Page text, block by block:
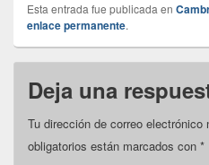
Esta entrada fue publicada en
enlace permanente.
Deja una
Tu dirección de correo electrónico
obligatorios están marcados con *